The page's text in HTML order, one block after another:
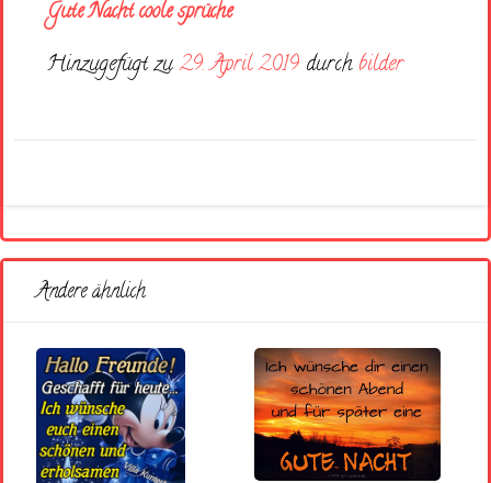
Gute Nacht coole sprüche
Hinzugefügt zu29. April 2019 durch bilder
Andere ähnlich